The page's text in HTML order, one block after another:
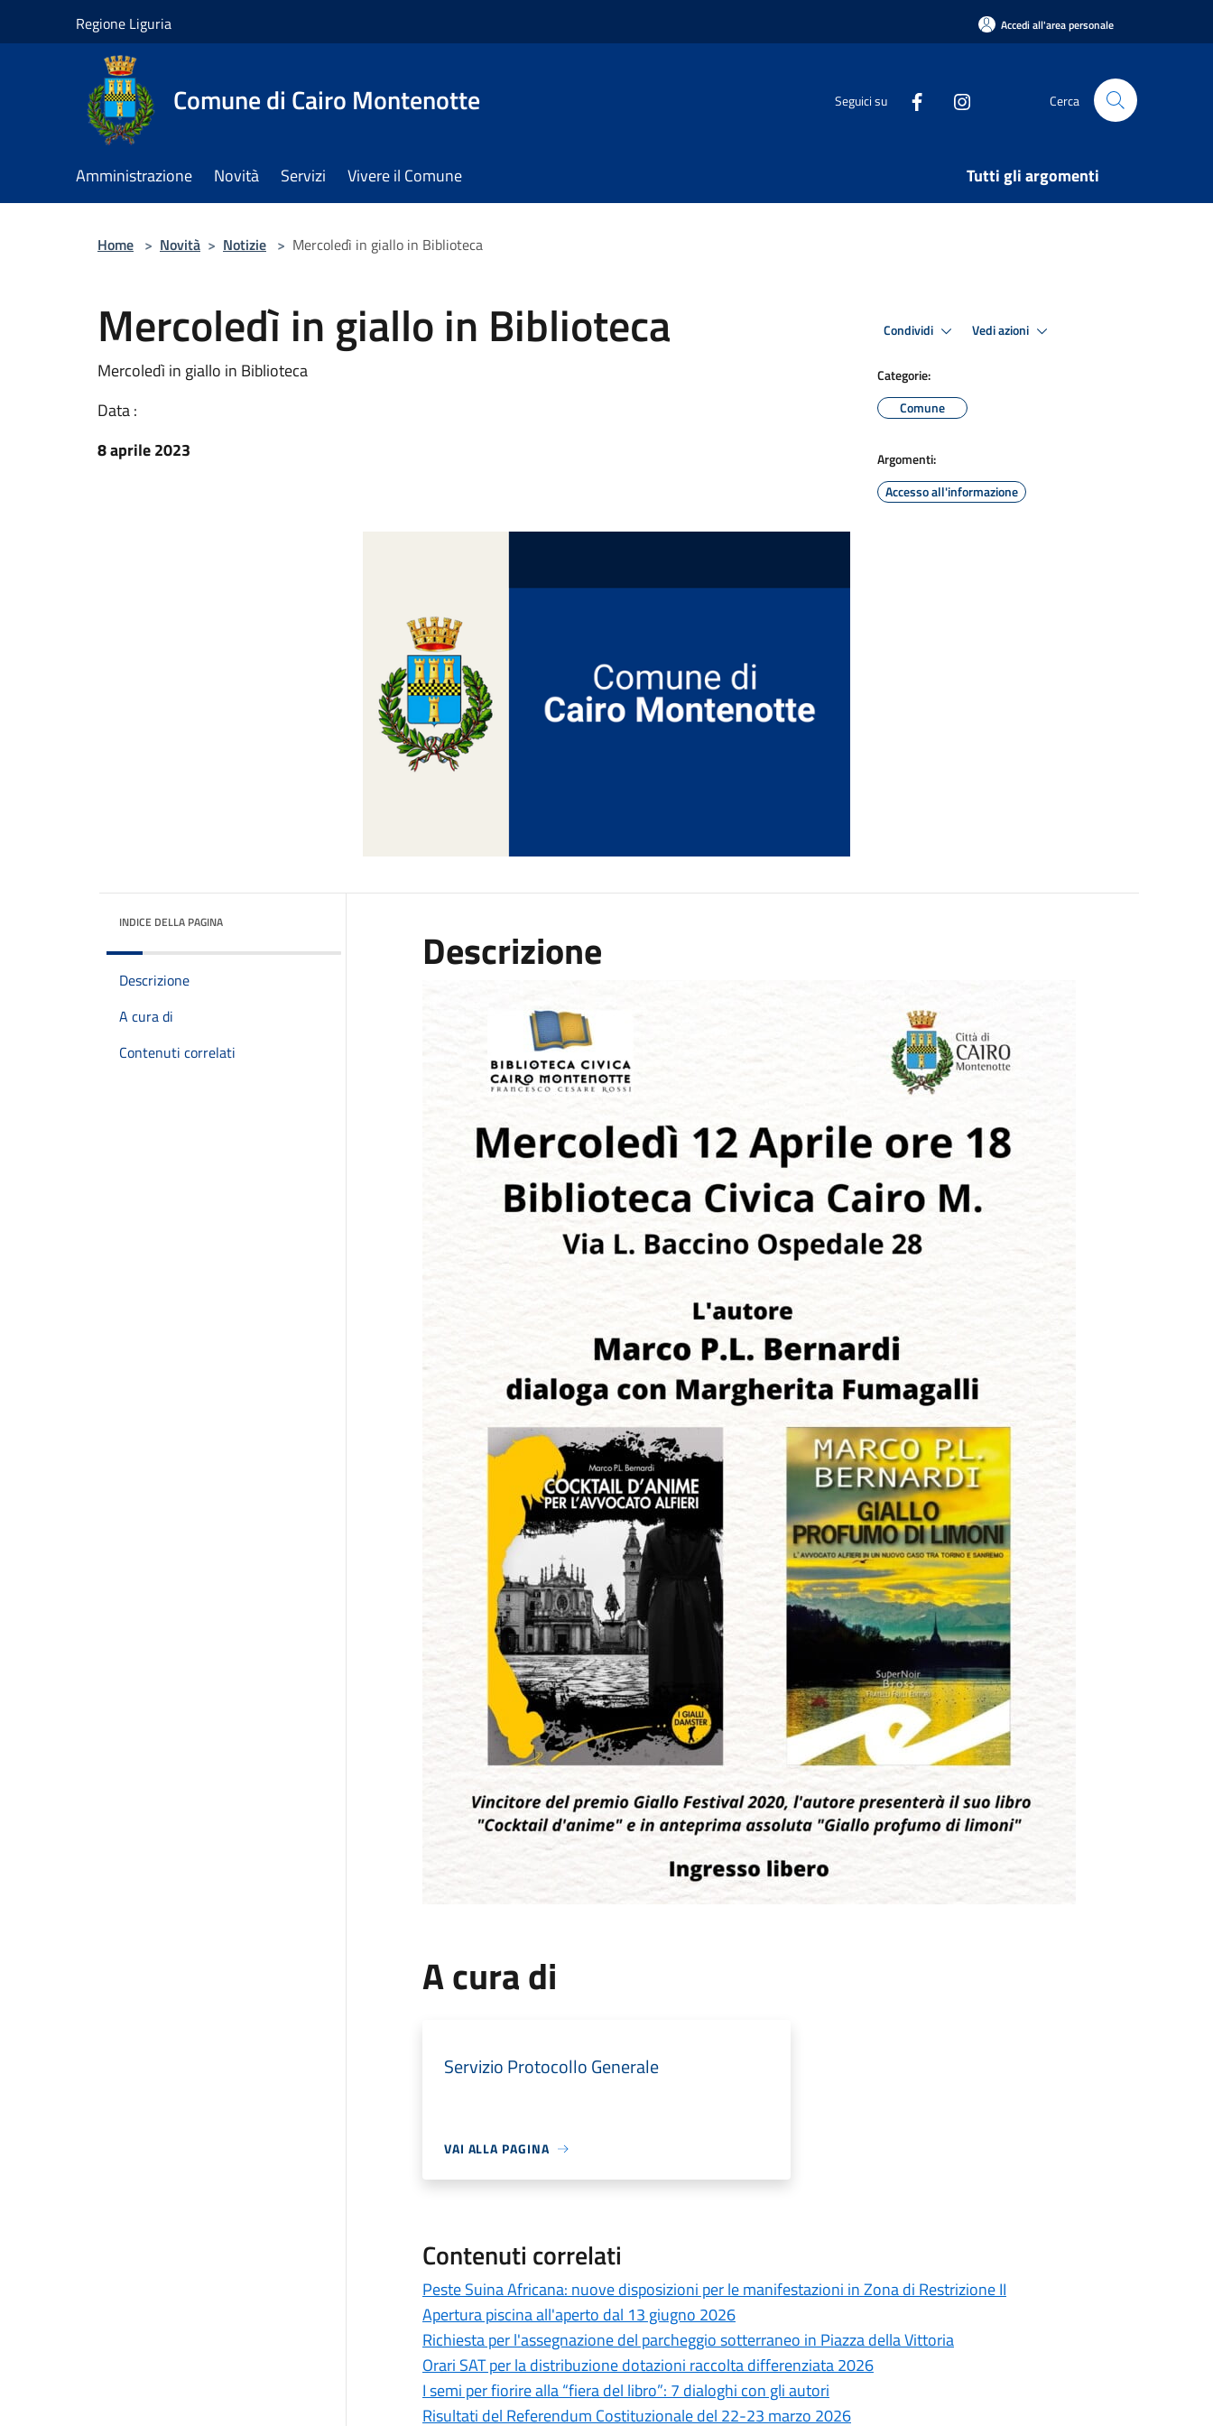
Regione Liguria Accedi all'area personale
Comune di Cairo Montenotte Seguici su Cerca
Amministrazione Novità Servizi Vivere il Comune Tutti gli argomenti
Home > Novità > Notizie > Mercoledì in giallo in Biblioteca
Mercoledì in giallo in Biblioteca
Mercoledì in giallo in Biblioteca
Data :
8 aprile 2023
Condividi Vedi azioni
Categorie:
Comune
Argomenti:
Accesso all'informazione
INDICE DELLA PAGINA
Descrizione
A cura di
Contenuti correlati
Descrizione
A cura di
Servizio Protocollo Generale
VAI ALLA PAGINA
Contenuti correlati
Peste Suina Africana: nuove disposizioni per le manifestazioni in Zona di Restrizione II
Apertura piscina all'aperto dal 13 giugno 2026
Richiesta per l'assegnazione del parcheggio sotterraneo in Piazza della Vittoria
Orari SAT per la distribuzione dotazioni raccolta differenziata 2026
I semi per fiorire alla “fiera del libro”: 7 dialoghi con gli autori
Risultati del Referendum Costituzionale del 22-23 marzo 2026